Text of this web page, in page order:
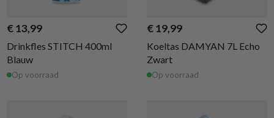
€ 13,99
Drinkfles STITCH 400ml
Blauw
Op voorraad
€ 19,99
Koeltas DAMYAN 7L Echo
Zwart
Op voorraad